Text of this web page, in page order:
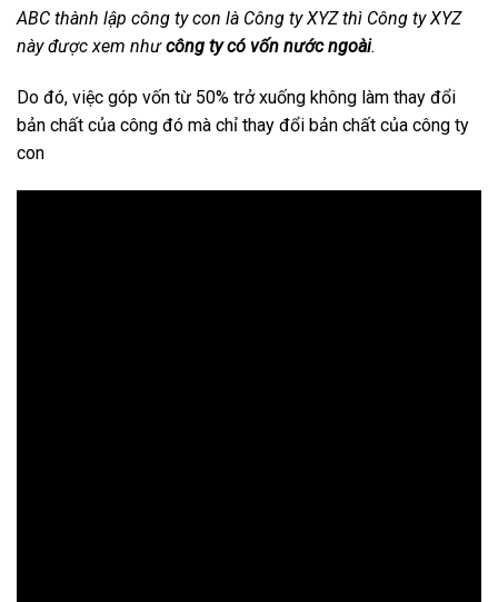
ABC thành lập công ty con là Công ty XYZ thì Công ty XYZ
này được xem nhưcông ty có vốn nước ngoài.
Do đó, việc góp vốn từ 50% trở xuống không làm thay đổi
bản chất của công đó mà chỉ thay đổi bản chất của công ty
con